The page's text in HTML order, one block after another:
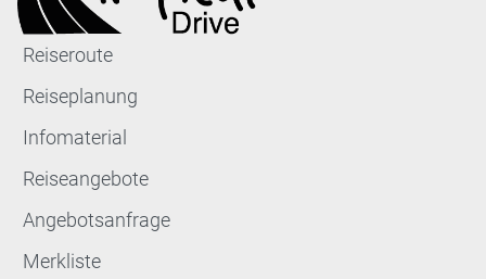
Reiseroute
Reiseplanung
Infomaterial
Reiseangebote
Angebotsanfrage
Merkliste